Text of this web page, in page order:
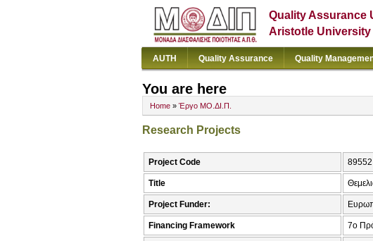
Quality Assurance
Aristotle
AUTH Quality Assurance Quality
You are here
Home » Έργο ΜΟ.ΔΙ.Π.
Research Projects
Project Code 89552
Title
Project Funder:
Financing Framework 7o